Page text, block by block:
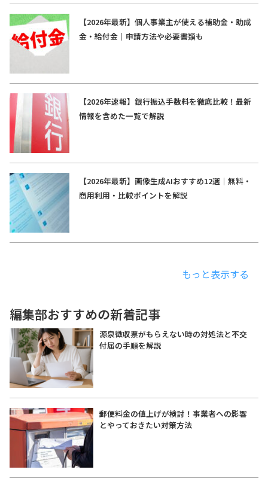
【2026年最新】個人事業主が使える補助金・助成
金・給付金｜申請方法や必要書類も
【2026年速報】銀行振込手数料を徹底比較！最新
情報を含めた一覧で解説
【2026年最新】画像生成AIおすすめ12選｜無料・
商用利用・比較ポイントを解説
もっと表示する
編集部おすすめの新着記事
源泉徴収票がもらえない時の対処法と不交
付届の手順を解説
郵便料金の値上げが検討！事業者への影響
とやっておきたい対策方法